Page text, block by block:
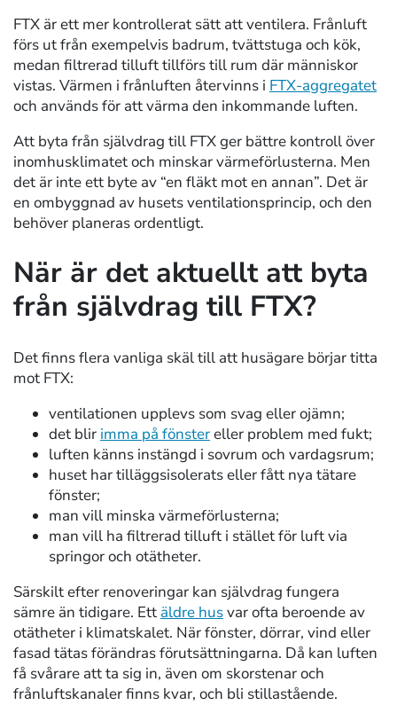
FTX är ett mer kontrollerat sätt att ventilera. Frånluft
förs ut från exempelvis badrum, tvättstuga och kök,
medan filtrerad tilluft tillförs till rum där människor
vistas. Värmen i frånluften återvinns i FTX-aggregatet
och används för att värma den inkommande luften.
Att byta från självdrag till FTX ger bättre kontroll över
inomhusklimatet och minskar värmeförlusterna. Men
det är inte ett byte av “en fläkt mot en annan”. Det är
en ombyggnad av husets ventilationsprincip, och den
behöver planeras ordentligt.
När är det aktuellt att byta
från självdrag till FTX?
Det finns flera vanliga skäl till att husägare börjar titta
mot FTX:
ventilationen upplevs som svag eller ojämn;
det blir imma på fönstereller problem med fukt;
luften känns instängd i sovrum och vardagsrum;
huset har tilläggsisolerats eller fått nya tätare
fönster;
man vill minska värmeförlusterna;
man vill ha filtrerad tilluft i stället för luft via
springor och otätheter.
Särskilt efter renoveringar kan självdrag fungera
sämre än tidigare. Ett äldre husvar ofta beroende av
otätheter i klimatskalet. När fönster, dörrar, vind eller
fasad tätas förändras förutsättningarna. Då kan luften
få svårare att ta sig in, även om skorstenar och
frånluftskanaler finns kvar, och bli stillastående.